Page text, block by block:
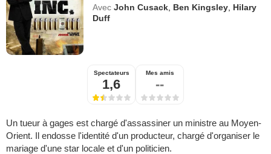
Avec John Cusack Ben Kingsley Hilary
Duff
Spectateurs
1,6
Mes amis
--
Un tueur à gages est chargé d'assassiner un ministre au Moyen-
Orient. Il endosse l'identité d'un producteur, chargé d'organiser le
mariage d'une star locale et d'un politicien.